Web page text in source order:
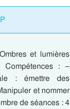
et lumières
Compétences : –
: émettre des
et nommer
de séances : 4